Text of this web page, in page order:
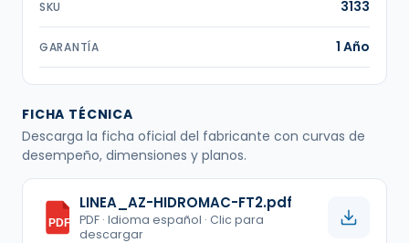
SKU 3133
GARANTÍA 1 Año
FICHA TÉCNICA
Descarga la ficha oficial del fabricante con curvas de
desempeño, dimensiones y planos.
PDF
LINEA_AZ-HIDROMAC-FT2.pdf
PDF · Idioma español · Clic para
descargar